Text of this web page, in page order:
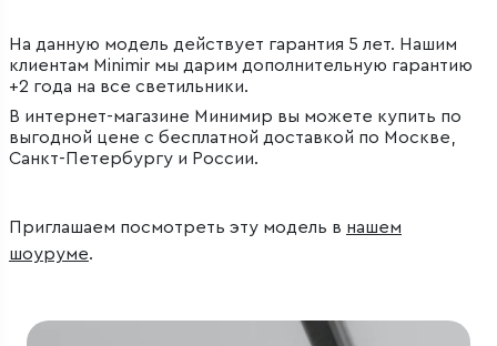
На данную модель действует гарантия 5 лет. Нашим
клиентам Minimir мы дарим дополнительную гарантию
+2 года на все светильники.
В интернет-магазине Минимир вы можете купить по
выгодной цене с бесплатной доставкой по Москве,
Санкт-Петербургу и России.
Приглашаем посмотреть эту модель в нашем
шоуруме.